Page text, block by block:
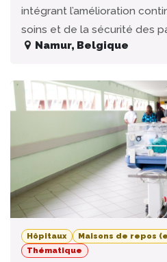
intégrant l’amélioration
soins et de la sécurité des
Namur, Belgique
Hôpitaux
Maisons de repos
Thématique